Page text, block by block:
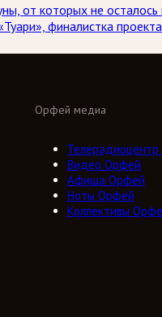
от которых не
финалистка
Орфей медиа
Видео Орфей
Афиша Орфей
Ноты Орфей
Коллективы